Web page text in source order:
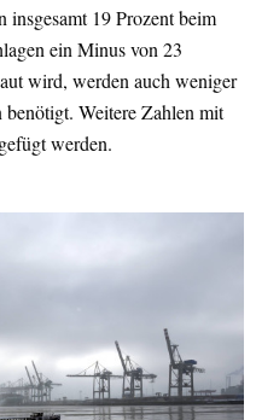
insgesamt 19 Prozent beim
ein Minus von 23
wird, werden auch weniger
Weitere Zahlen mit
werden.